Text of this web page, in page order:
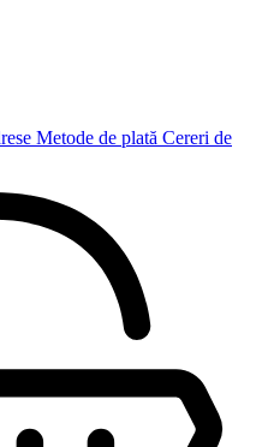
Metode de plată Cereri de